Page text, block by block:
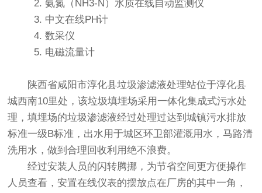
2. 氨氮（NH3-N）水质在线自动监测仪
3. 中文在线PH计
4. 数采仪
5. 电磁流量计
陕西省咸阳市淳化县垃圾渗滤液处理站位于淳化县
城西南10里处，该垃圾填埋场采用一体化集成式污水处
理，填埋场的垃圾渗滤液经过处理过达到城镇污水排放
标准一级B标准，出水用于城区环卫部灌溉用水，马路清
洗用水，做到合理回收利用绝不浪费。
经过安装人员的闪转腾挪，为节省空间更方便操作
人员查看，安置在线仪表的摆放点在厂房的其中一角，